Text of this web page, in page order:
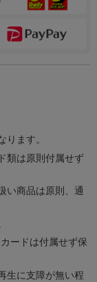
ます。
類は原則付属せず
い商品は原則、通
ードは付属せず保
生に支障が無い程